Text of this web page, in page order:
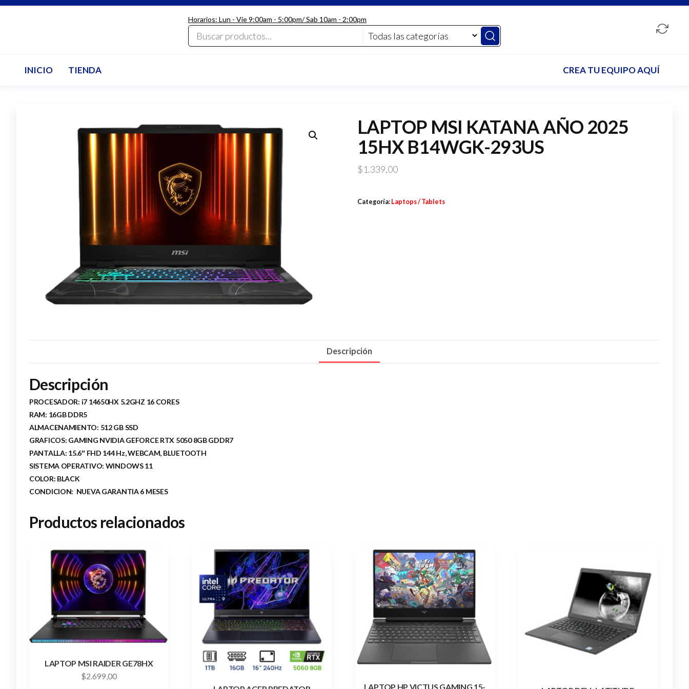
Saltar
Horarios: Lun - Vie 9:00am - 5:00pm/ Sab 10am - 2:00pm
INICIO TIENDA CREA TU EQUIPO AQUÍ
LAPTOP MSI KATANA AÑO 2025
15HX B14WGK-293US
$1.339,00
Categoría: Laptops / Tablets
Descripción
Descripción
PROCESADOR: i7 14650HX 5.2GHZ 16 CORES
RAM: 16GB DDR5
ALMACENAMIENTO: 512 GB SSD
GRAFICOS: GAMING NVIDIA GEFORCE RTX 5050 8GB GDDR7
PANTALLA: 15.6″ FHD 144 Hz, WEBCAM, BLUETOOTH
SISTEMA OPERATIVO: WINDOWS 11
COLOR: BLACK
CONDICION: NUEVA GARANTIA 6 MESES
Productos relacionados
LAPTOP MSI RAIDER GE78HX
$2.699,00
LAPTOP HP VICTUS GAMING 15-